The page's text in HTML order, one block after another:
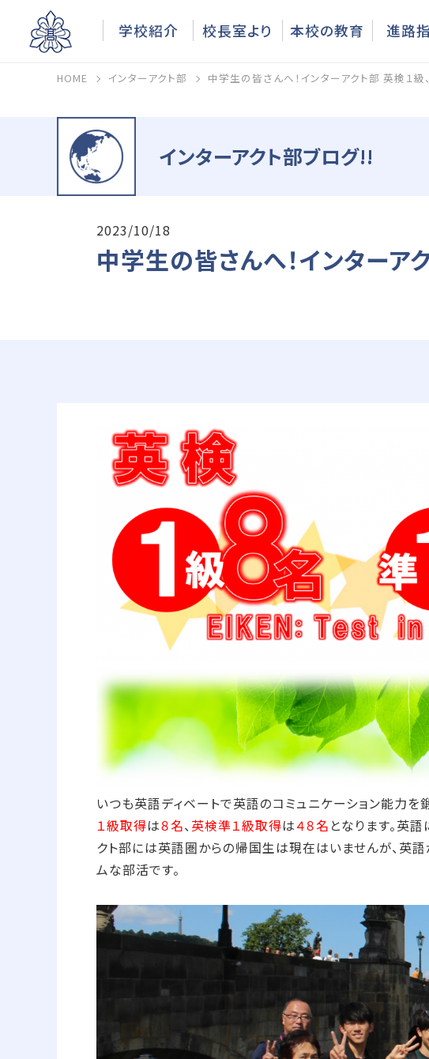
HOME インターアクト部 中学生の皆さんへ！インターアクト部 英検１級
インターアクト部ブログ!!
2023/10/18
中学生の皆さんへ！インターア
いつも英語ディベートで英語のコミュニケーション能力
１級取得は８名、 英検準１級取得は４８名 となります。英
クト部には英語圏からの帰国生は現在はいませんが、英
ムな部活です。
学校紹介 校長室より 本校の教育 進路